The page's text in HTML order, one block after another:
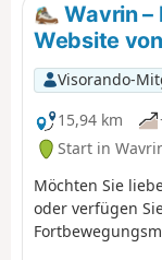
Wavrin –
Website
Visorando-
15,94 km
Start in
Möchten Sie
oder verfügen